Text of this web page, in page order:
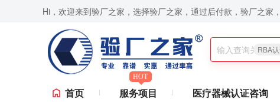
Hi，欢迎来到验厂之家，选择验厂之家，通过后付款，验厂之家
认证咨询,Sedex验厂,ICTI验厂,Disney验厂,RBA认证咨询,ISO9001认证咨询,苹果验厂,
RBA
首页
HOT
服务项目 医疗器械认证咨询